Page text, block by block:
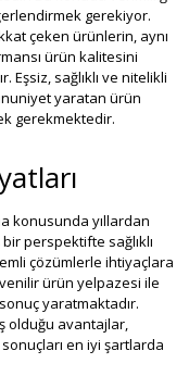
gerekiyor.
çeken ürünlerin, aynı
ürün kalitesini
Eşsiz, sağlıklı ve nitelikli
yaratan ürün
gerekmektedir.
konusunda yıllardan
perspektifte sağlıklı
çözümlerle ihtiyaçlara
ürün yelpazesi ile
yaratmaktadır.
olduğu avantajlar,
en iyi şartlarda